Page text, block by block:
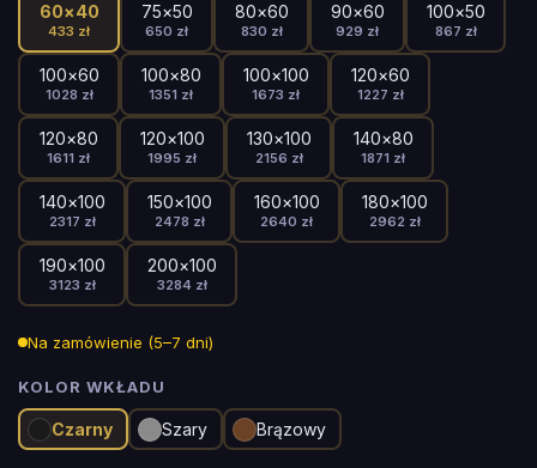
60×40
433 zł
75×50
650 zł
80×60
830 zł
90×60
929 zł
100×50
867 zł
100×60
1028 zł
100×80
1351 zł
100×100
1673 zł
120×60
1227 zł
120×80
1611 zł
120×100
1995 zł
130×100
2156 zł
140×80
1871 zł
140×100
2317 zł
150×100
2478 zł
160×100
2640 zł
180×100
2962 zł
190×100
3123 zł
200×100
3284zł
Na zamówienie (5–7 dni)
KOLOR WKŁADU
Czarny Szary Brązowy